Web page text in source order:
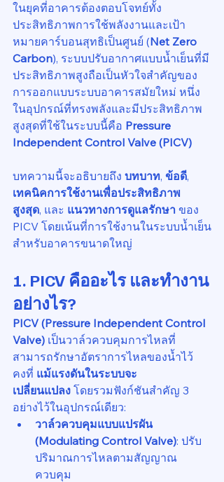
ในยุคที่อาคารต้องตอบโจทย์ทั้ง
ประสิทธิภาพการใช้พลังงานและเป้า
หมายคาร์บอนสุทธิเป็นศูนย์ (Net Zero
Carbon), ระบบปรับอากาศแบบน้ำเย็นที่มี
ประสิทธิภาพสูงถือเป็นหัวใจสำคัญของ
การออกแบบระบบอาคารสมัยใหม่ หนึ่ง
ในอุปกรณ์ที่ทรงพลังและมีประสิทธิภาพ
สูงสุดที่ใช้ในระบบนี้คือ Pressure
Independent Control Valve (PICV)
บทความนี้จะอธิบายถึง บทบาท, ข้อดี,
เทคนิคการใช้งานเพื่อประสิทธิภาพ
สูงสุด, และ แนวทางการดูแลรักษา ของ
PICV โดยเน้นที่การใช้งานในระบบน้ำเย็น
สำหรับอาคารขนาดใหญ่
1. PICV คืออะไร และทำงาน
อย่างไร?
PICV (Pressure Independent Control
Valve) เป็นวาล์วควบคุมการไหลที่
สามารถรักษาอัตราการไหลของน้ำไว้
คงที่ แม้แรงดันในระบบจะ
เปลี่ยนแปลง โดยรวมฟังก์ชันสำคัญ 3
อย่างไว้ในอุปกรณ์เดียว:
วาล์วควบคุมแบบแปรผัน
(Modulating Control Valve): ปรับ
ปริมาณการไหลตามสัญญาณ
ควบคุม